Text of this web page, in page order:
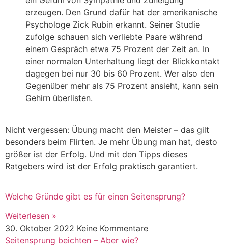
erzeugen. Den Grund dafür hat der amerikanische
Psychologe Zick Rubin erkannt. Seiner Studie
zufolge schauen sich verliebte Paare während
einem Gespräch etwa 75 Prozent der Zeit an. In
einer normalen Unterhaltung liegt der Blickkontakt
dagegen bei nur 30 bis 60 Prozent. Wer also den
Gegenüber mehr als 75 Prozent ansieht, kann sein
Gehirn überlisten.
Nicht vergessen: Übung macht den Meister – das gilt
besonders beim Flirten. Je mehr Übung man hat, desto
größer ist der Erfolg. Und mit den Tipps dieses
Ratgebers wird ist der Erfolg praktisch garantiert.
Welche Gründe gibt es für einen Seitensprung?
Weiterlesen »
30. Oktober 2022 Keine Kommentare
Seitensprung beichten – Aber wie?